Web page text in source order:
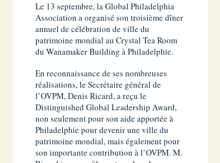
Le 13 septembre, la Global Philadelphia
Association a organisé son troisième dîner
annuel de célébration de ville du
patrimoine mondial au Crystal Tea Room
du Wanamaker Building à Philadelphie.
En reconnaissance de ses nombreuses
réalisations, le Secrétaire général de
l’OVPM, Denis Ricard, a reçu le
Distinguished Global Leadership Award,
non seulement pour son aide apportée à
Philadelphie pour devenir une ville du
patrimoine mondial, mais également pour
son importante contribution à l’OVPM. M.